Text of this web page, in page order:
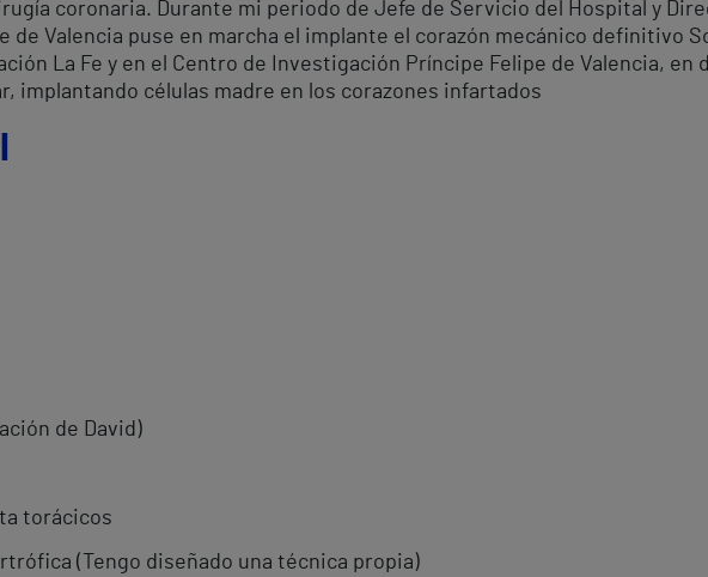
coronaria. Durante mi periodo de Jefe de Servicio del Hospital y
de Valencia puse en marcha el implante el corazón mecánico definitivo
La Fe y en el Centro de Investigación Príncipe Felipe de Valencia, en
implantando células madre en los corazones infartados
de David)
torácicos
(Tengo diseñado una técnica propia)